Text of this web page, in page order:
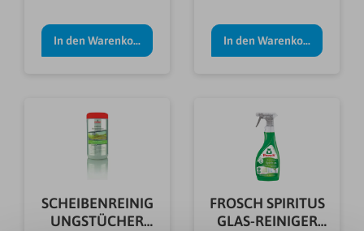
In den Warenkorb In den Warenkorb
SCHEIBENREINIG
UNGSTÜCHER
FROSCH SPIRITUS
GLAS-REINIGER